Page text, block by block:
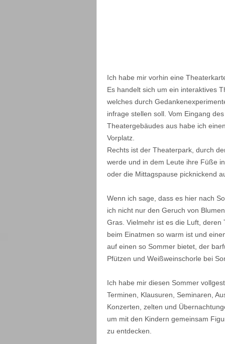
Ich habe mir vorhin eine
Es handelt sich um ein interaktives
welches durch
infrage stellen soll. Vom Eingang des
Theatergebäudes aus habe ich
Vorplatz.
Rechts ist der Theaterpark, durch
werde und in dem Leute ihre Füße
oder die Mittagspause picknickend
Wenn ich sage, dass es hier nach
ich nicht nur den Geruch von
Gras. Vielmehr ist es die Luft, deren
beim Einatmen so warm ist und
auf einen so Sommer bietet, der
Pfützen und Weißweinschorle bei
Ich habe mir diesen Sommer
Terminen, Klausuren, Seminaren,
Konzerten, zelten und
um mit den Kindern gemeinsam
zu entdecken.